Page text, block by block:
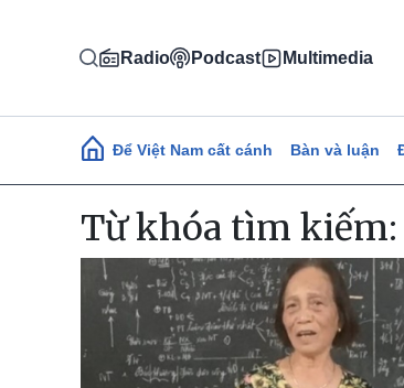
Radio Podcast Multimedia
Main navigation
Để Việt Nam cất cánh Bàn và luận
Từ khóa tìm kiếm: